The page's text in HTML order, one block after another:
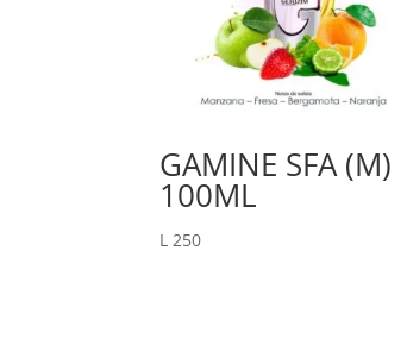
GAMINE SFA (M)
100ML
L 250